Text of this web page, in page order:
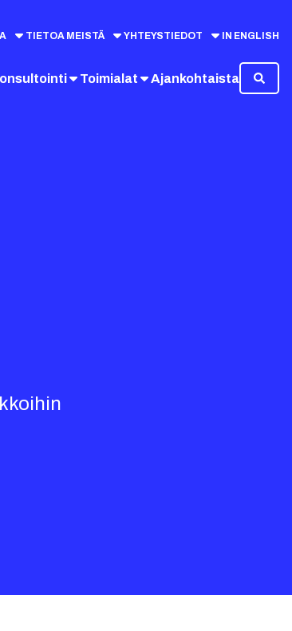
TIETOA MEISTÄ YHTEYSTIEDOT IN ENGLISH
Toimialat Ajankohtaista